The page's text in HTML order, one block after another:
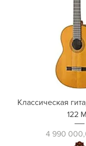
Классическая
122
Price
4 990